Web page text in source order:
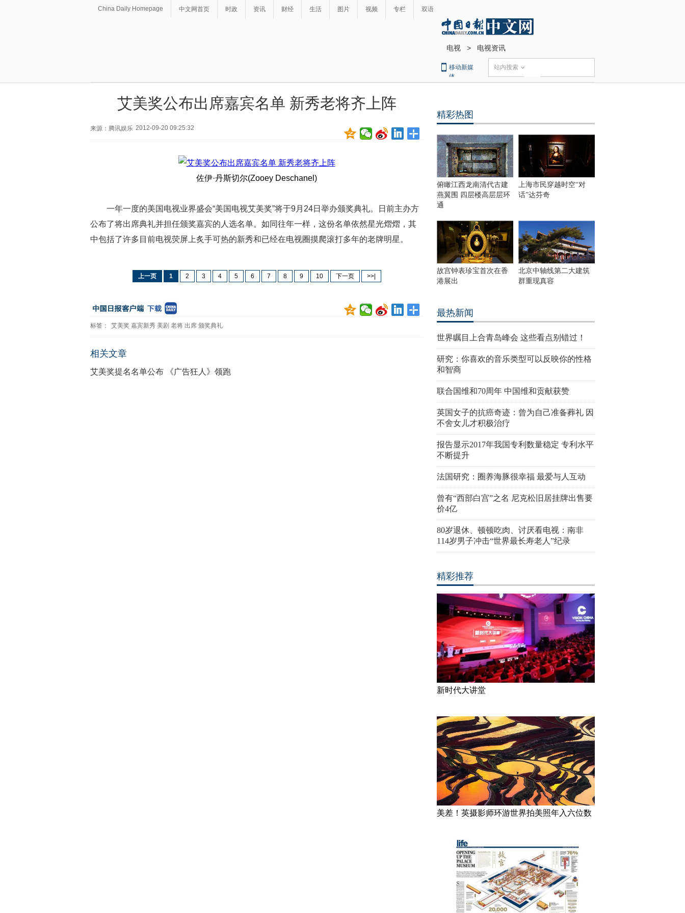
China Daily Homepage 中文网首页 时政 资讯 财经 生活 图片 视频 专栏 双语
电视 > 电视资讯
移动新媒
体
站内搜索
艾美奖公布出席嘉宾名单 新秀老将齐上阵
来源：腾讯娱乐 2012-09-20 09:25:32
佐伊·丹斯切尔(Zooey Deschanel)
一年一度的美国电视业界盛会“美国电视艾美奖”将于9月24日举办颁奖典礼。日前主办方
公布了将出席典礼并担任颁奖嘉宾的人选名单。如同往年一样，这份名单依然星光熠熠，其
中包括了许多目前电视荧屏上炙手可热的新秀和已经在电视圈摸爬滚打多年的老牌明星。
上一页 1 2 3 4 5 6 7 8 9 10 下一页 >>|
标签： 艾美奖 嘉宾新秀 美剧 老将 出席 颁奖典礼
相关文章
艾美奖提名名单公布 《广告狂人》领跑
精彩热图
俯瞰江西龙南清代古建
燕翼围 四层楼高层层环
通
上海市民穿越时空“对
话”达芬奇
故宫钟表珍宝首次在香
港展出
北京中轴线第二大建筑
群重现真容
最热新闻
世界瞩目上合青岛峰会 这些看点别错过！
研究：你喜欢的音乐类型可以反映你的性格
和智商
联合国维和70周年 中国维和贡献获赞
英国女子的抗癌奇迹：曾为自己准备葬礼 因
不舍女儿才积极治疗
报告显示2017年我国专利数量稳定 专利水平
不断提升
法国研究：圈养海豚很幸福 最爱与人互动
曾有“西部白宫”之名 尼克松旧居挂牌出售要
价4亿
80岁退休、顿顿吃肉、讨厌看电视：南非
114岁男子冲击“世界最长寿老人”纪录
精彩推荐
新时代大讲堂
美差！英摄影师环游世界拍美照年入六位数